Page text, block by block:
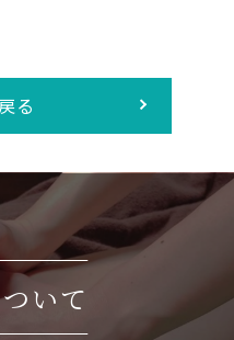
る
いて